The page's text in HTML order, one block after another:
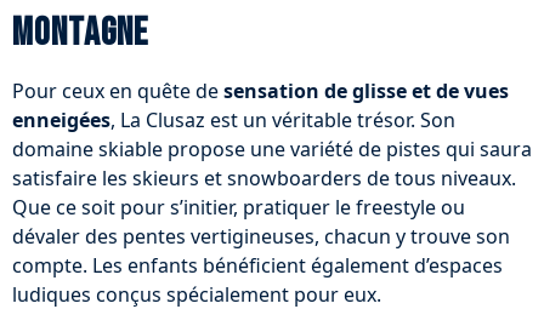
montagne
Pour ceux en quête desensation de glisse et de vues
enneigées, La Clusaz est un véritable trésor. Son
domaine skiable propose une variété de pistes qui saura
satisfaire les skieurs et snowboarders de tous niveaux.
Que ce soit pour s’initier, pratiquer le freestyle ou
dévaler des pentes vertigineuses, chacun y trouve son
compte. Les enfants bénéficient également d’espaces
ludiques conçus spécialement pour eux.